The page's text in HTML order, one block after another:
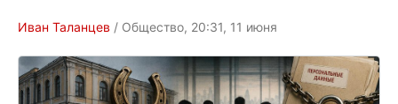
Иван Таланцев / Общество, 20:31, 11 июня